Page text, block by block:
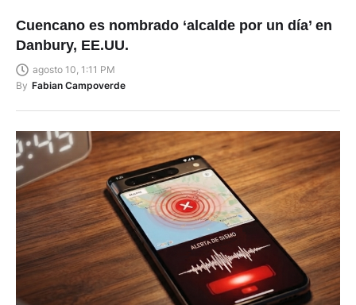
Cuencano es nombrado ‘alcalde por un día’ en
Danbury, EE.UU.
agosto 10, 1:11 PM
By Fabian Campoverde